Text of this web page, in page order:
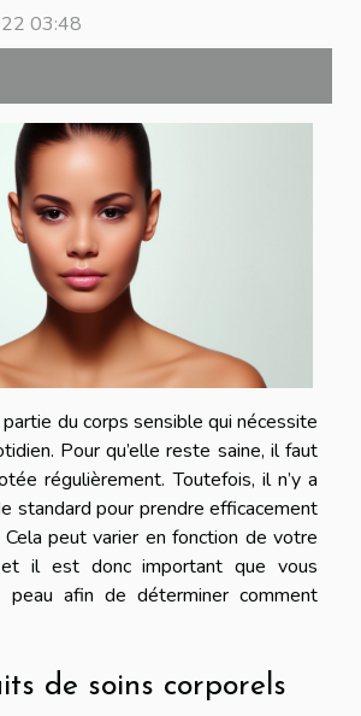
03:48
du corps sensible qui nécessite
Pour qu’elle reste saine, il faut
régulièrement. Toutefois, il n’y a
standard pour prendre efficacement
peut varier en fonction de votre
il est donc important que vous
peau afin de déterminer comment
de soins corporels